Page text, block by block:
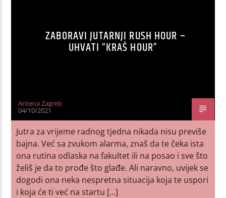
ZABORAVI JUTARNJI RUSH HOUR –
UHVATI “KRAŠ HOUR”
Antena Zagreb
04/10/2021
Jutra za vrijeme radnog tjedna nikada nisu previše
bajna. Već sa zvukom alarma, znaš da te čeka ista
ona rutina odlaska na fakultet ili na posao i sve što
želiš je da to prođe što glađe. Ali naravno, uvijek se
dogodi ona neka nespretna situacija koja te uspori
i koja će ti već na startu […]